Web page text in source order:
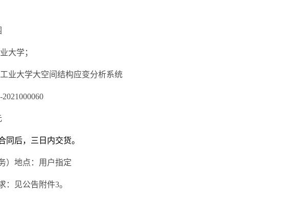
大学；
业大学大空间结构应变分析系统
同后，三日内交货。
） 地点：用户指定
：见公告 附件3。